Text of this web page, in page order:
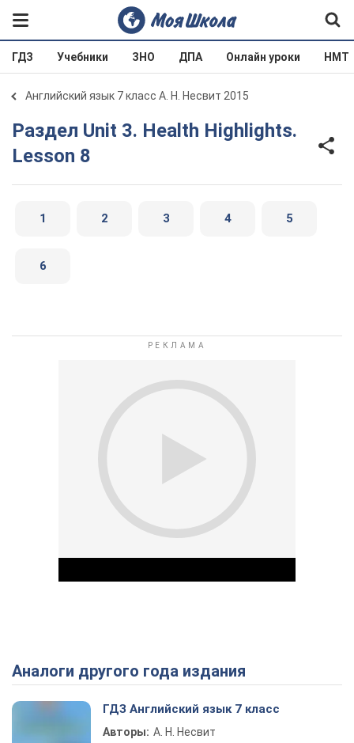
ГДЗ Учебники ЗНО ДПА Онлайн уроки НМТ
Английский язык 7 класс А. Н. Несвит 2015
Раздел Unit 3. Health Highlights.
Lesson 8
1 2 3 4 5
6
Play Video
Аналоги другого года издания
ГДЗ Английский язык 7 класс
Авторы: А. Н. Несвит